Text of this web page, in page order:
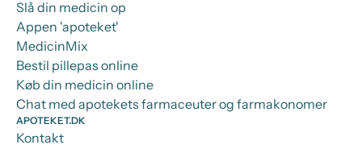
Slå din medicin op
Appen 'apoteket'
MedicinMix
Bestil pillepas online
Køb din medicin online
Chat med apotekets farmaceuter og farmakonomer
APOTEKET.DK
Kontakt